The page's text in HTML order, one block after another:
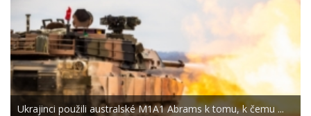
Ukrajinci použili australské M1A1 Abrams k tomu, k čemu ...